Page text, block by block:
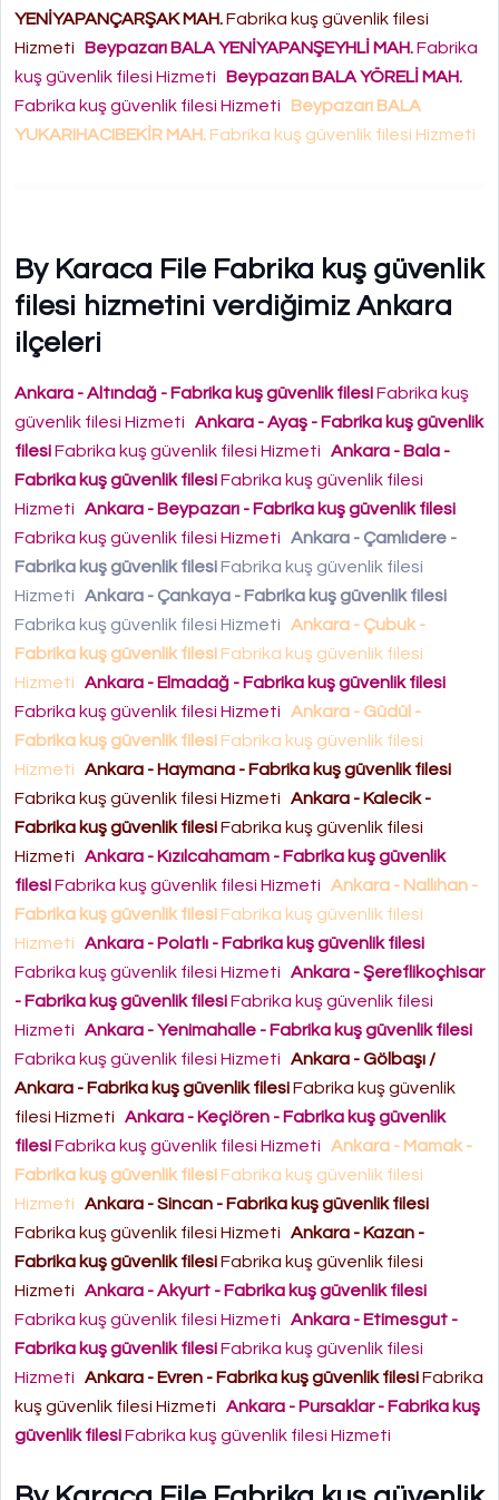
YENİYAPANÇARŞAK MAH.Fabrika kuş güvenlik filesi
Hizmeti
Beypazarı BALA YENİYAPANŞEYHLİ MAH.Fabrika
kuş güvenlik filesi Hizmeti
Beypazarı BALA YÖRELİ MAH.
Fabrika kuş güvenlik filesi Hizmeti
Beypazarı BALA
YUKARIHACIBEKİR MAH. Fabrika kuş güvenlik filesi Hizmeti
By Karaca File Fabrika kuş güvenlik
filesi hizmetini verdiğimiz Ankara
ilçeleri
Ankara - Altındağ - Fabrika kuş güvenlik filesiFabrika kuş
güvenlik filesi Hizmeti
Ankara - Ayaş - Fabrika kuş güvenlik
filesiFabrika kuş güvenlik filesi Hizmeti
Ankara - Bala -
Fabrika kuş güvenlik filesiFabrika kuş güvenlik filesi
Hizmeti
Ankara - Beypazarı - Fabrika kuş güvenlik filesi
Fabrika kuş güvenlik filesi Hizmeti
Ankara - Çamlıdere -
Fabrika kuş güvenlik filesiFabrika kuş güvenlik filesi
Hizmeti
Ankara - Çankaya - Fabrika kuş güvenlik filesi
Fabrika kuş güvenlik filesi Hizmeti
Ankara - Çubuk -
Fabrika kuş güvenlik filesi Fabrika kuş güvenlik filesi
Hizmeti
Ankara - Elmadağ - Fabrika kuş güvenlik filesi
Fabrika kuş güvenlik filesi Hizmeti
Ankara - Güdül -
Fabrika kuş güvenlik filesi Fabrika kuş güvenlik filesi
Hizmeti
Ankara - Haymana - Fabrika kuş güvenlik filesi
Fabrika kuş güvenlik filesi Hizmeti
Ankara - Kalecik -
Fabrika kuş güvenlik filesiFabrika kuş güvenlik filesi
Hizmeti
Ankara - Kızılcahamam - Fabrika kuş güvenlik
filesiFabrika kuş güvenlik filesi Hizmeti
Ankara - Nallıhan -
Fabrika kuş güvenlik filesi Fabrika kuş güvenlik filesi
Hizmeti
Ankara - Polatlı - Fabrika kuş güvenlik filesi
Fabrika kuş güvenlik filesi Hizmeti
Ankara - Şereflikoçhisar
- Fabrika kuş güvenlik filesiFabrika kuş güvenlik filesi
Hizmeti
Ankara - Yenimahalle - Fabrika kuş güvenlik filesi
Fabrika kuş güvenlik filesi Hizmeti
Ankara - Gölbaşı /
Ankara - Fabrika kuş güvenlik filesiFabrika kuş güvenlik
filesi Hizmeti
Ankara - Keçiören - Fabrika kuş güvenlik
filesiFabrika kuş güvenlik filesi Hizmeti
Ankara - Mamak -
Fabrika kuş güvenlik filesi Fabrika kuş güvenlik filesi
Hizmeti
Ankara - Sincan - Fabrika kuş güvenlik filesi
Fabrika kuş güvenlik filesi Hizmeti
Ankara - Kazan -
Fabrika kuş güvenlik filesiFabrika kuş güvenlik filesi
Hizmeti
Ankara - Akyurt - Fabrika kuş güvenlik filesi
Fabrika kuş güvenlik filesi Hizmeti
Ankara - Etimesgut -
Fabrika kuş güvenlik filesiFabrika kuş güvenlik filesi
Hizmeti
Ankara - Evren - Fabrika kuş güvenlik filesiFabrika
kuş güvenlik filesi Hizmeti
Ankara - Pursaklar - Fabrika kuş
güvenlik filesiFabrika kuş güvenlik filesi Hizmeti